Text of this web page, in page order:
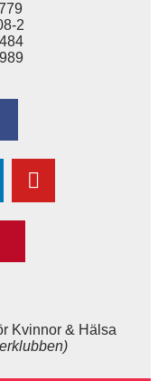
2
Kvinnor & Hälsa